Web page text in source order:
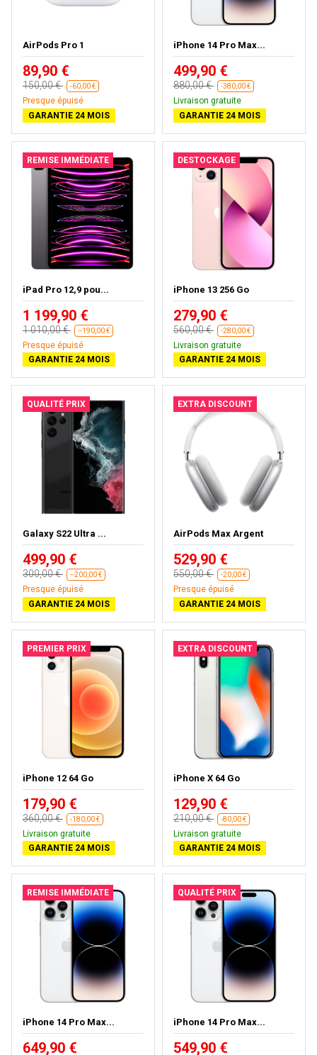
AirPods Pro 1
89,90 €
150,00 € -60,00 €
Presque épuisé
GARANTIE 24 MOIS
iPhone 14 Pro Max...
499,90 €
880,00 € -380,00 €
Livraison gratuite
GARANTIE 24 MOIS
REMISE IMMÉDIATE
iPad Pro 12,9 pou...
1 199,90 €
1 010,00 € --190,00 €
Presque épuisé
GARANTIE 24 MOIS
DESTOCKAGE
iPhone 13 256 Go
279,90 €
560,00 € -280,00 €
Livraison gratuite
GARANTIE 24 MOIS
QUALITÉ PRIX
Galaxy S22 Ultra ...
499,90 €
300,00 € --200,00 €
Presque épuisé
GARANTIE 24 MOIS
EXTRA DISCOUNT
AirPods Max Argent
529,90 €
550,00 € -20,00 €
Presque épuisé
GARANTIE 24 MOIS
PREMIER PRIX
iPhone 12 64 Go
179,90 €
360,00 € -180,00 €
Livraison gratuite
GARANTIE 24 MOIS
EXTRA DISCOUNT
iPhone X 64 Go
129,90 €
210,00 € -80,00 €
Livraison gratuite
GARANTIE 24 MOIS
REMISE IMMÉDIATE
iPhone 14 Pro Max...
649,90 €
QUALITÉ PRIX
iPhone 14 Pro Max...
549,90 €